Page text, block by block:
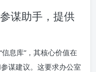
谋助手，提供
息库”，其核心价值在
谋建议。这要求办公室